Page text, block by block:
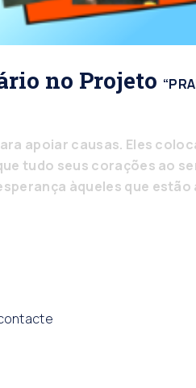
no Projeto
apoiar causas. Eles
tudo seus corações ao
àqueles que estão